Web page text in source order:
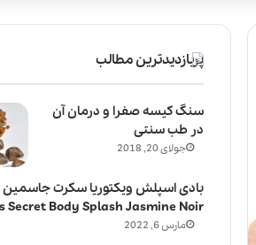
پربازدیدترین مطالب
سنگ کیسه صفرا و درمان آن
در طب سنتی
جولای 20, 2018
بادی اسپلش ویکتوریا سکرت جاسمین
Secret Body Splash Jasmine Noir
مارس 6, 2022